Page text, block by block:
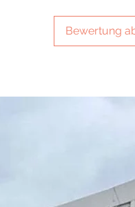
Bewertung